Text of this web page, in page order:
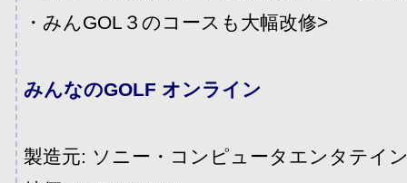
・みんGOL３のコースも大幅改修>
みんなのGOLF オンライン
製造元: ソニー・コンピュータエンタテイ